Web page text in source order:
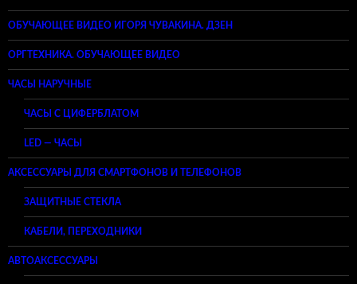
ОБУЧАЮЩЕЕ ВИДЕО ИГОРЯ ЧУВАКИНА. ДЗЕН
ОРГТЕХНИКА. ОБУЧАЮЩЕЕ ВИДЕО
ЧАСЫ НАРУЧНЫЕ
ЧАСЫ С ЦИФЕРБЛАТОМ
LED — ЧАСЫ
АКСЕССУАРЫ ДЛЯ СМАРТФОНОВ И ТЕЛЕФОНОВ
ЗАЩИТНЫЕ СТЕКЛА
КАБЕЛИ, ПЕРЕХОДНИКИ
АВТОАКСЕССУАРЫ